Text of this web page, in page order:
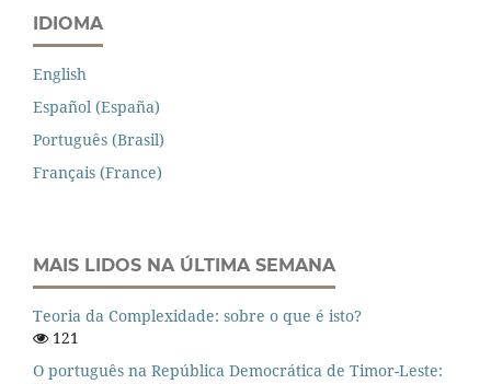
IDIOMA
English
Español (España)
Português (Brasil)
Français (France)
MAIS LIDOS NA ÚLTIMA SEMANA
Teoria da Complexidade: sobre o que é isto?
121
O português na República Democrática de Timor-Leste: